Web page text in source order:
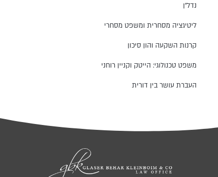
נדל״ן
ליטיגציה מסחרית ומשפט מסחרי
קרנות השקעה והון סיכון
משפט טכנולוגי: הייטק וקניין רוחני
העברת עושר בין דורית